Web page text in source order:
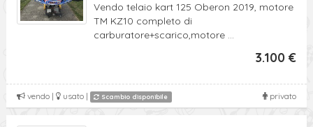
Vendo telaio kart 125 Oberon 2019, motore
TM KZ10 completo di
carburatore+scarico,motore ...
3.100 €
privato
vendo | usato | Scambio disponibile